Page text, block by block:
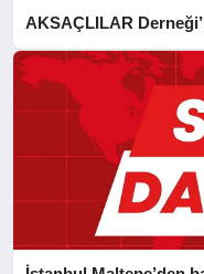
AKSAÇLILAR